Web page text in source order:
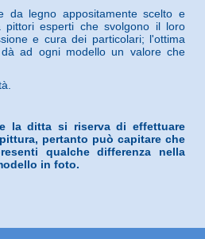
da legno appositamente scelto e
esperti che svolgono il loro
e cura dei particolari; l'ottima
ad ogni modello un valore che
la ditta si riserva di effettuare
pertanto può capitare che
qualche differenza nella
in foto.